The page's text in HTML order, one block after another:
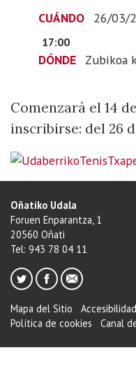
Campeonato
Primavera
2012
2012-
26T09:00:00+02:00
03T19:00:00+02:00
Comenzará
de
abril.
Plazo
CUÁNDO 26/03/
17:00
DÓNDE Zubikoa
Comenzará el 14
inscribirse: del 26
Oñatiko Udala
Foruen Enparantza, 1
20560 Oñati
Tel: 943 78 04 11
Mapa del Sitio Accesibilidad
Política de cookies
Canal